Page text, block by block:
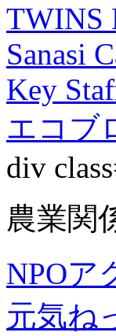
TWINS
Sanasi
Key
エコブ
div
農業関
NPOア
元気ね